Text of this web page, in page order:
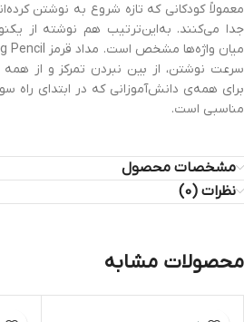
جدا می‌کنند. به‌این‌ترتیب هم نوشته از
سرعت نوشتن، از بین نبردن تمرکز و از همه
برای همه‌ی دانش‌آموزانی که در ابتدای راه
مناسبی است.
مشخصات محصول
نظرات (0)
محصولات مشابه